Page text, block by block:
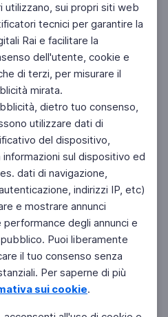
utilizzano, sui propri siti web
tecnici per garantire la
Rai e facilitare la
dell'utente, cookie e
di terzi, per misurare il
mirata.
dietro tuo consenso,
utilizzare dati di
del dispositivo,
sul dispositivo ed
dati di navigazione,
indirizzi IP, etc)
e mostrare annunci
degli annunci e
Puoi liberamente
il tuo consenso senza
Per saperne di più
sui cookie.
Twitter